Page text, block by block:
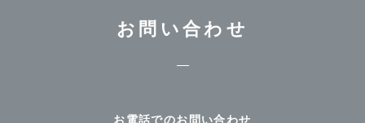
お問い合わせ
お電話でのお問い合わせ